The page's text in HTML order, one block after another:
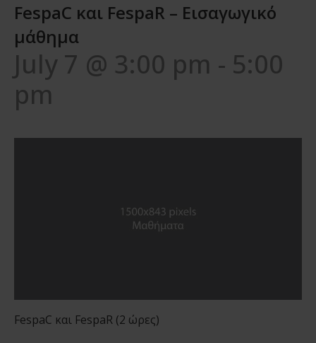
FespaC και FespaR – Εισαγωγικό
μάθημα
July 7 @ 3:00 pm - 5:00
pm
FespaC και FespaR (2 ώρες)